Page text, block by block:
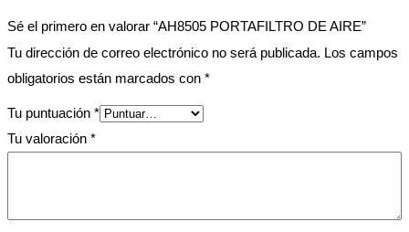
Sé el primero en valorar “AH8505 PORTAFILTRO DE AIRE”
Tu dirección de correo electrónico no será publicada. Los campos
obligatorios están marcados con *
Tu puntuación *
Tu valoración *